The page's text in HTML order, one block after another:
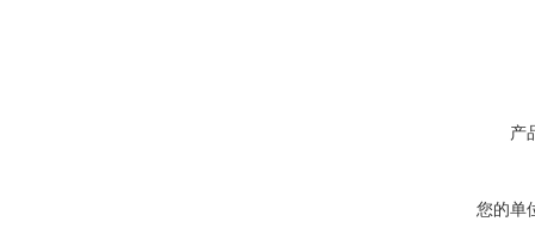
产
您的单